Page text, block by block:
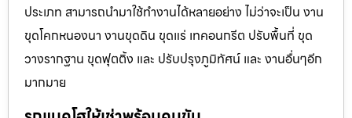
ประเภท สามารถนำมาใช้ทำงานได้หลายอย่าง ไม่ว่าจะเป็น งาน
ขุดโคกหนองนา งานขุดดิน ขุดแร่ เทคอนกรีต ปรับพื้นที่ ขุด
วางรากฐาน ขุดฟุตติ้ง และ ปรับปรุงภูมิทัศน์ และ งานอื่นๆอีก
มากมาย